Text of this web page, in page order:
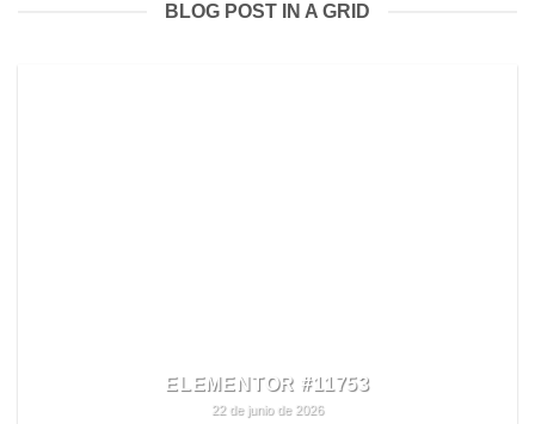
BLOG POST IN A GRID
ELEMENTOR #11753
22 de junio de 2026